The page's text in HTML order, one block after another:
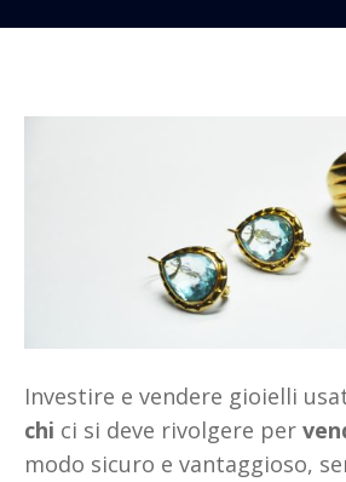
Investire e vendere gioielli
chi ci si deve rivolgere per
modo sicuro e vantaggioso,